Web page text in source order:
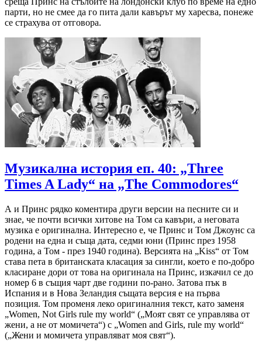
парти, но не смее да го пита дали кавърът му харесва, понеже
се страхува от отговора.
Музикална история еп. 40: „Three
Times A Lady“ на „The Commodores“
А и Принс рядко коментира други версии на песните си и
знае, че почти всички хитове на Том са кавъри, а неговата
музика е оригинална. Интересно е, че Принс и Том Джоунс са
родени на една и съща дата, седми юни (Принс през 1958
година, а Том - през 1940 година). Версията на „Kiss“ от Том
става пета в британската класация за сингли, което е по-добро
класиране дори от това на оригинала на Принс, изкачил се до
номер 6 в същия чарт две години по-рано. Затова пък в
Испания и в Нова Зеландия същата версия е на първа
позиция. Том променя леко оригиналния текст, като заменя
„Women, Not Girls rule my world“ („Моят свят се управлява от
жени, а не от момичета“) с „Women and Girls, rule my world“
(„Жени и момичета управляват моя свят“).